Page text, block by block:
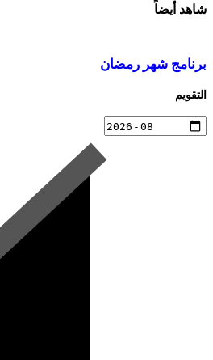
شاهد أيضاً
برنامج شهر رمضان
التقويم